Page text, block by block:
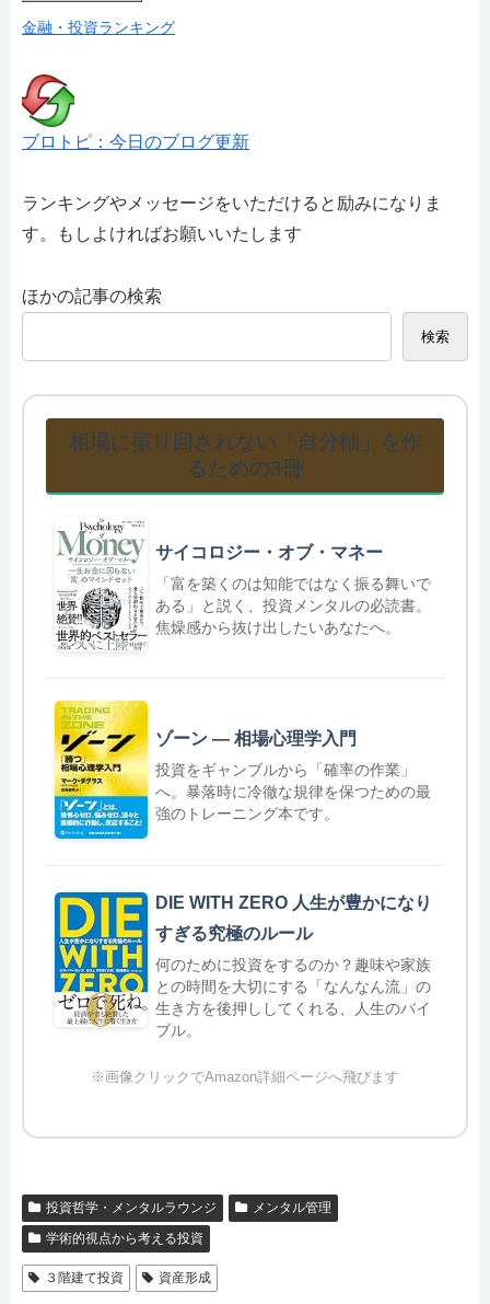
金融・投資ランキング
ブロトピ：今日のブログ更新
ランキングやメッセージをいただけると励みになりま
す。もしよければお願いいたします
ほかの記事の検索
検索
相場に振り回されない「自分軸」を作
るための3冊
サイコロジー・オブ・マネー
「富を築くのは知能ではなく振る舞いで
ある」と説く、投資メンタルの必読書。
焦燥感から抜け出したいあなたへ。
ゾーン ― 相場心理学入門
投資をギャンブルから「確率の作業」
へ。暴落時に冷徹な規律を保つための最
強のトレーニング本です。
DIE WITH ZERO 人生が豊かになり
すぎる究極のルール
何のために投資をするのか？趣味や家族
との時間を大切にする「なんなん流」の
生き方を後押ししてくれる、人生のバイ
ブル。
※画像クリックでAmazon詳細ページへ飛びます
投資哲学・メンタルラウンジ
メンタル管理
学術的視点から考える投資
３階建て投資 資産形成